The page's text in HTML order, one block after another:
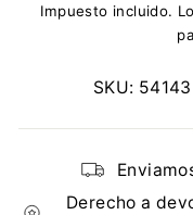
Impuesto incluido.
SKU: 54143
Derecho a